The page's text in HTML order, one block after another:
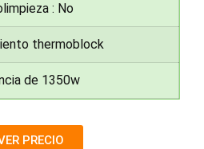
: No
thermoblock
de 1350w
PRECIO